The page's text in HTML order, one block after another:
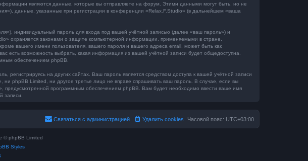
являются данные, которые вы отправляете на форум. Этими данными могут быть, но не
данные, указанные при регистрации в конференции «Relax.F.Studio» (в дальнейшем «ваша
индивидуальный пароль для входа под вашей учётной записью (далее «ваш пароль») и
охраняется законами о защите компьютерной информации, применяемыми в стране,
вашего имени пользователя, вашего пароля и вашего адреса email, может быть как
возможность выбрать, какая информация из вашей учётной записи будет общедоступна.
обеспечением phpBB.
на других сайтах. Ваш пароль является средством доступа к вашей учётной записи
ни phpBB Limited, ни другое третье лицо не вправе спрашивать ваш пароль. В случае, если вы
предусмотренной программным обеспечением phpBB. Вам будет необходимо ввести ваше имя
записи.
Часовой пояс: UTC+03:00
Удалить cookies
Связаться с администрацией
© phpBB Limited
Styles